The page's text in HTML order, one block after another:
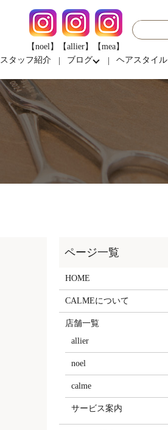
スタッフ紹介 ブログ ヘアスタイル
【noel】 【allier】 【mea】
HOME
CALMEについて
店舗一覧
allier
noel
calme
サービス案内